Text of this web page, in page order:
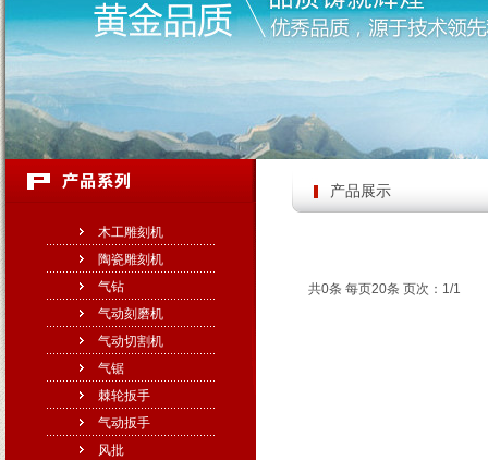
木工雕刻机
陶瓷雕刻机
气钻
气动刻磨机
气动切割机
气锯
棘轮扳手
气动扳手
风批
产品展示
共0条 每页20条 页次：1/1